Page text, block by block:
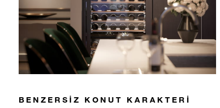
BENZERSIZ KONUT KARAKTERI